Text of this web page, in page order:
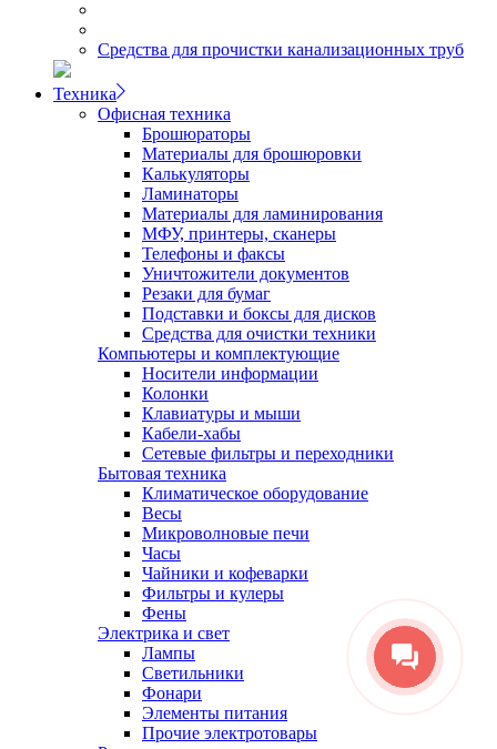
Средства для прочистки канализационных труб
Техника
Офисная техника
Брошюраторы
Материалы для брошюровки
Калькуляторы
Ламинаторы
Материалы для ламинирования
МФУ, принтеры, сканеры
Телефоны и факсы
Уничтожители документов
Резаки для бумаг
Подставки и боксы для дисков
Средства для очистки техники
Компьютеры и комплектующие
Носители информации
Колонки
Клавиатуры и мыши
Кабели-хабы
Сетевые фильтры и переходники
Бытовая техника
Климатическое оборудование
Весы
Микроволновые печи
Часы
Чайники и кофеварки
Фильтры и кулеры
Фены
Электрика и свет
Лампы
Светильники
Фонари
Элементы питания
Прочие электротовары